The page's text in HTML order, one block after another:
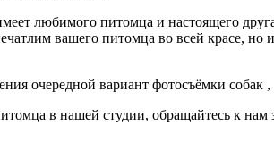
любимого питомца и настоящего
вашего питомца во всей красе, но
очередной вариант фотосъёмки
в нашей студии, обращайтесь к